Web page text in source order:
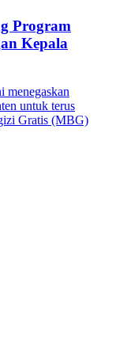
Program
Kepala
menegaskan
untuk terus
Gratis (MBG)